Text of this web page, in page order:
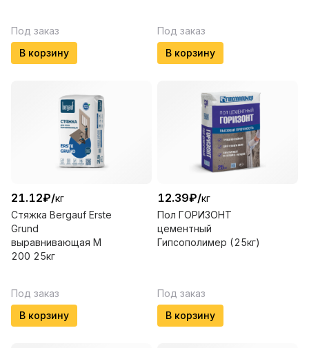
Под заказ
В корзину
Под заказ
В корзину
21.12₽/кг
Стяжка Вergauf Erste
Grund
выравнивающая М
200 25кг
Под заказ
В корзину
12.39₽/кг
Пол ГОРИЗОНТ
цементный
Гипсополимер (25кг)
Под заказ
В корзину